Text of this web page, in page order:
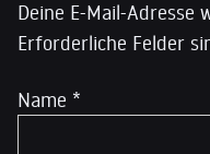
Deine E-Mail-
Erforderliche Felder
Name *